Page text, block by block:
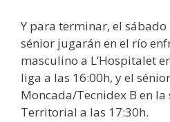
Y para terminar, el
sénior jugarán en el río
masculino a L’Hospitalet
liga a las 16:00h, y el
Moncada/Tecnidex B en la
Territorial a las 17:30h.